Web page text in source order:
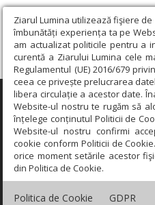
Ziarul Lumina utilizează fişiere
îmbunătăți experiența ta pe
am actualizat politicile pentru a
curentă a Ziarului Lumina cele
Regulamentul (UE) 2016/679
ceea ce privește prelucrarea
libera circulație a acestor date.
Website-ul nostru te rugăm să
înțelege conținutul Politicii de
Website-ul nostru confirmi
cookie conform Politicii de
orice moment setările acestor
din Politica de Cookie.
Politica de Cookie GDPR